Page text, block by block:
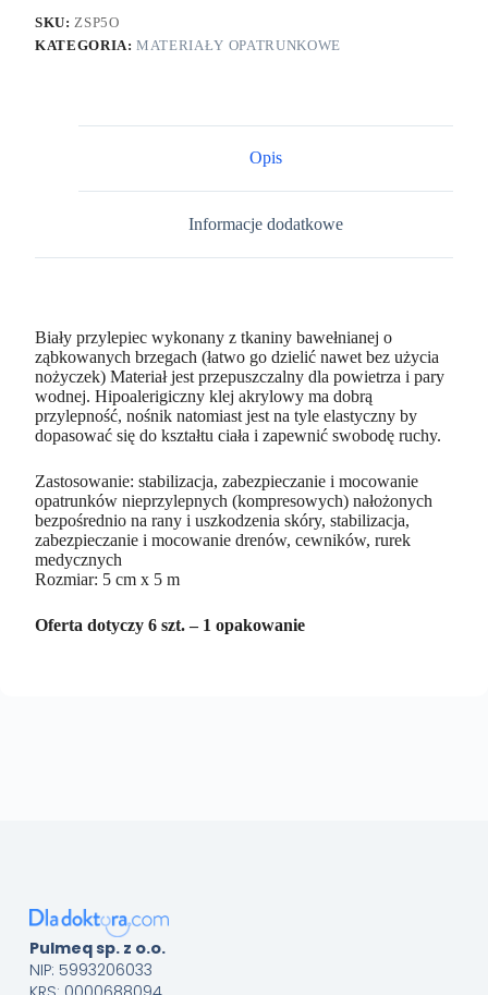
SKU: ZSP5O
KATEGORIA:MATERIAŁY OPATRUNKOWE
Opis
Informacje dodatkowe
Biały przylepiec wykonany z tkaniny bawełnianej o
ząbkowanych brzegach (łatwo go dzielić nawet bez użycia
nożyczek) Materiał jest przepuszczalny dla powietrza i pary
wodnej. Hipoalerigiczny klej akrylowy ma dobrą
przylepność, nośnik natomiast jest na tyle elastyczny by
dopasować się do kształtu ciała i zapewnić swobodę ruchy.
Zastosowanie: stabilizacja, zabezpieczanie i mocowanie
opatrunków nieprzylepnych (kompresowych) nałożonych
bezpośrednio na rany i uszkodzenia skóry, stabilizacja,
zabezpieczanie i mocowanie drenów, cewników, rurek
medycznych
Rozmiar: 5 cm x 5 m
Oferta dotyczy 6 szt. – 1 opakowanie
Pulmeq sp. z o.o.
NIP: 5993206033